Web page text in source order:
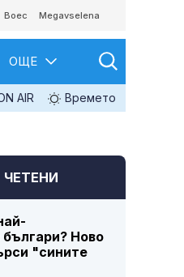
Boec Megavselena
ОЩЕ
AIR Времето
ЧЕТЕНИ
Ново
"сините